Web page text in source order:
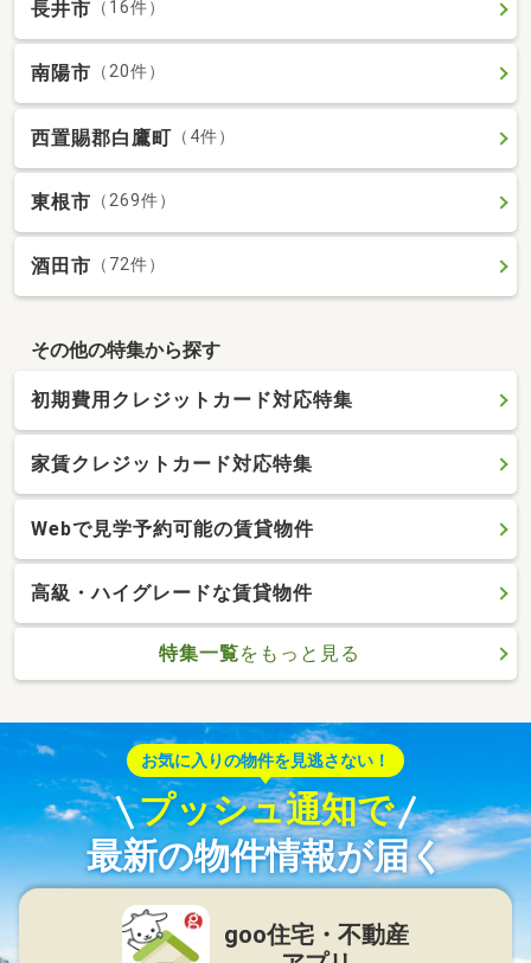
長井市 （16件）
南陽市 （20件）
西置賜郡白鷹町 （4件）
東根市 （269件）
酒田市 （72件）
その他の特集から探す
初期費用クレジットカード対応特集
家賃クレジットカード対応特集
Webで見学予約可能の賃貸物件
高級・ハイグレードな賃貸物件
特集一覧をもっと見る
お気に入りの物件を見逃さない！
プッシュ通知で
最新の物件情報が届く
goo住宅・不動産